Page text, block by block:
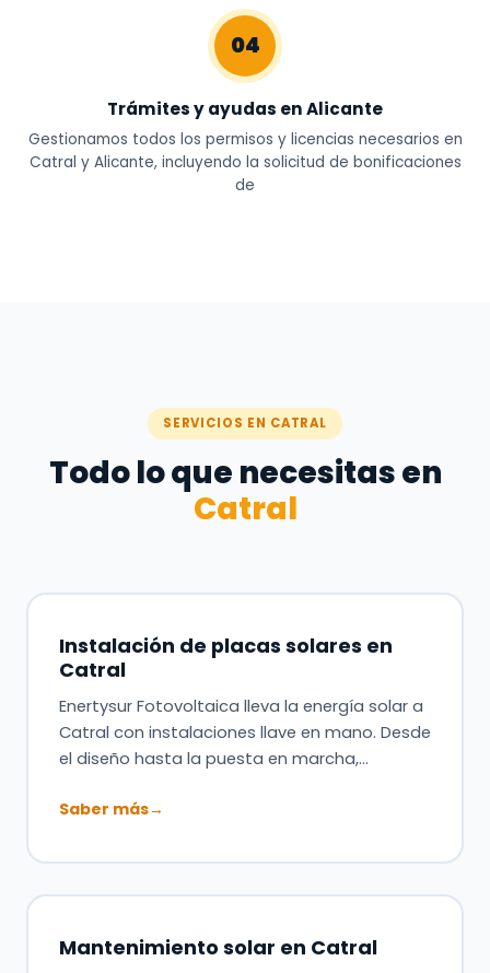
04
Trámites y ayudas en Alicante
Gestionamos todos los permisos y licencias necesarios en
Catral y Alicante, incluyendo la solicitud de bonificaciones
de
SERVICIOS EN CATRAL
Todo lo que necesitas en
Catral
Instalación de placas solares en
Catral
Enertysur Fotovoltaica lleva la energía solar a
Catral con instalaciones llave en mano. Desde
el diseño hasta la puesta en marcha,…
Saber más→
Mantenimiento solar en Catral